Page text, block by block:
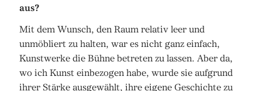
aus?
Mit dem Wunsch, den Raum relativ leer und
unmöbliert zu halten, war es nicht ganz einfach,
Kunstwerke die Bühne betreten zu lassen. Aber da,
wo ich Kunst einbezogen habe, wurde sie aufgrund
ihrer Stärke ausgewählt, ihre eigene Geschichte zu